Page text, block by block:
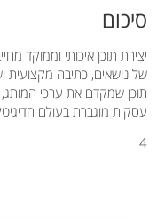
סיכום
יצירת תוכן איכותי וממוקד
של נושאים, כתיבה מקצועית
תוכן שמקדם את ערכי
עסקית מוגברת בעולם
4